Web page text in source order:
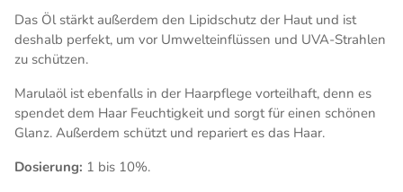
Das Öl stärkt außerdem den Lipidschutz der Haut und ist
deshalb perfekt, um vor Umwelteinflüssen und UVA-Strahlen
zu schützen.
Marulaöl ist ebenfalls in der Haarpflege vorteilhaft, denn es
spendet dem Haar Feuchtigkeit und sorgt für einen schönen
Glanz. Außerdem schützt und repariert es das Haar.
Dosierung: 1 bis 10%.